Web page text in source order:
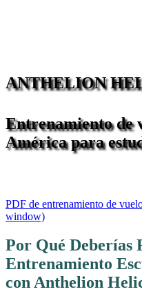
ANTHELION
Entrenamiento de
América para
PDF de entrenamiento de
window)
Por Qué Deberías
Entrenamiento
con Anthelion